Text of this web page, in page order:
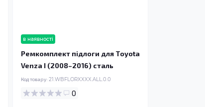
в наявності
Ремкомплект підлоги для Toyota
Venza I (2008–2016) сталь
Код товару: 21.WBFLORXXXX.ALL.0.0
0